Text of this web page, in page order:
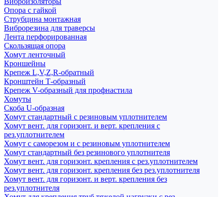
Опора с гайкой
Струбцина монтажная
Виброрезина для траверсы
Лента перфорированная
Скользящая опора
Хомут ленточный
Кроншейны
Крепеж L,V,Z,R-обратный
Кронштейн Т-образный
Крепеж V-образный для профнастила
Хомуты
Скоба U-образная
Хомут стандартный с резиновым уплотнителем
Хомут вент. для горизонт. и верт. крепления с
рез.уплотнителем
Хомут с саморезом и с резиновым уплотнителем
Хомут стандартный без резинового уплотнителя
Хомут вент. для горизонт. крепления с рез.уплотнителем
Хомут вент. для горизонт. крепления без рез.уплотнителя
Хомут вент. для горизонт. и верт. крепления без
рез.уплотнителя